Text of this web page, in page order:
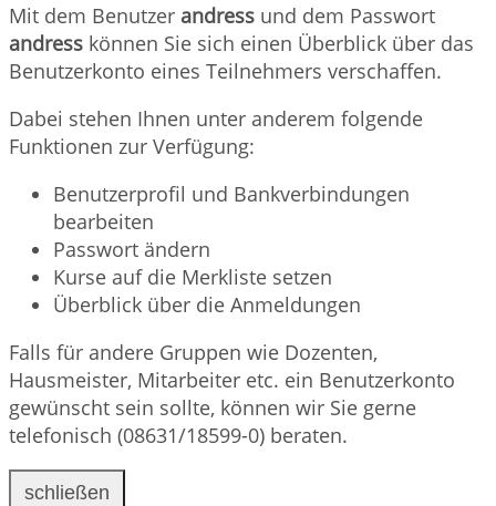
Mit dem Benutzer andress und dem Passwort
andress können Sie sich einen Überblick über das
Benutzerkonto eines Teilnehmers verschaffen.
Dabei stehen Ihnen unter anderem folgende
Funktionen zur Verfügung:
Benutzerprofil und Bankverbindungen
bearbeiten
Passwort ändern
Kurse auf die Merkliste setzen
Überblick über die Anmeldungen
Falls für andere Gruppen wie Dozenten,
Hausmeister, Mitarbeiter etc. ein Benutzerkonto
gewünscht sein sollte, können wir Sie gerne
telefonisch (08631/18599-0) beraten.
schließen